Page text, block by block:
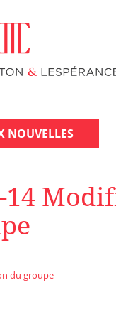
NOUVELLES
14
du groupe